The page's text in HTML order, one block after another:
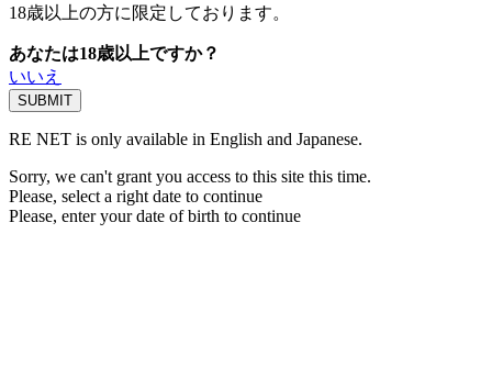
18歳以上の方に限定しております。
あなたは18歳以上ですか？
いいえ
RE NET is only available in English and Japanese.
Sorry, we can't grant you access to this site this time.
Please, select a right date to continue
Please, enter your date of birth to continue